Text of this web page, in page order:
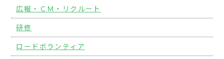
広報・ＣＭ・リクルート
研修
ロードボランティア